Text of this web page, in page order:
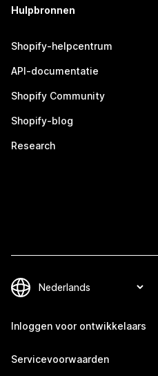
Hulpbronnen
Shopify-helpcentrum
API-documentatie
Shopify Community
Shopify-blog
Research
Inloggen voor ontwikkelaars
Servicevoorwaarden